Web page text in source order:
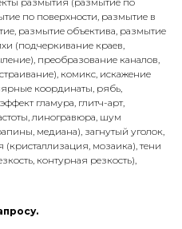
по поверхности, размытие в
размытие объектива, размытие
(подчеркивание краев,
преобразование каналов,
комикс, искажение
координаты, рябь,
гламура, глитч-арт,
линогравюра, шум
медиана), загнутый уголок,
мозаика), тени
контурная резкость),